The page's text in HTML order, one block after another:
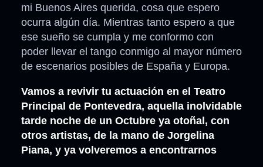
mi Buenos Aires querida, cosa que espero
ocurra algún día. Mientras tanto espero a que
ese sueño se cumpla y me conformo con
poder llevar el tango conmigo al mayor número
de escenarios posibles de España y Europa.
Vamos a revivir tu actuación en el Teatro
Principal de Pontevedra, aquella inolvidable
tarde noche de un Octubre ya otoñal, con
otros artistas, de la mano de Jorgelina
Piana, y ya volveremos a encontrarnos